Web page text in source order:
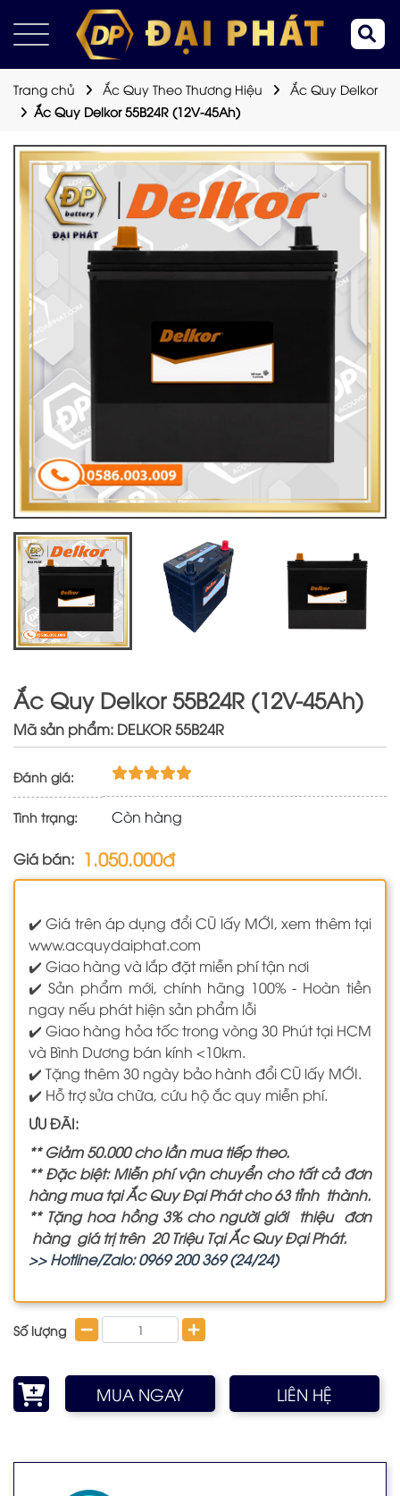
Trang chủ Ắc Quy Theo Thương Hiệu
Ắc Quy Delkor
Ắc Quy Delkor 55B24R (12V-45Ah)
Ắc Quy Delkor 55B24R (12V-45Ah)
Mã sản phẩm: DELKOR 55B24R
Đánh giá:
Tình trạng: Còn hàng
Giá bán: 1.050.000đ
✔️ Giá trên áp dụng đổi CŨ lấy MỚI, xem thêm tại
www.acquydaiphat.com
✔️ Giao hàng và lắp đặt miễn phí tận nơi
✔️ Sản phẩm mới, chính hãng 100% - Hoàn tiền
ngay nếu phát hiện sản phẩm lỗi
✔️ Giao hàng hỏa tốc trong vòng 30 Phút tại HCM
và Bình Dương bán kính <10km.
✔️ Tặng thêm 30 ngày bảo hành đổi CŨ lấy MỚI.
✔️ Hỗ trợ sửa chữa, cứu hộ ắc quy miễn phí.
ƯU ĐÃI:
** Giảm 50.000 cho lần mua tiếp theo.
** Đặc biệt: Miễn phí vận chuyển cho tất cả đơn
hàng mua tại Ắc Quy Đại Phát cho 63 tỉnh thành.
** Tặng hoa hồng 3% cho người giới thiệu đơn
hàng giá trị trên 20 Triệu Tại Ắc Quy Đại Phát.
>> Hotline/Zalo: 0969 200 369 (24/24)
Số lượng
MUA NGAY LIÊN HỆ